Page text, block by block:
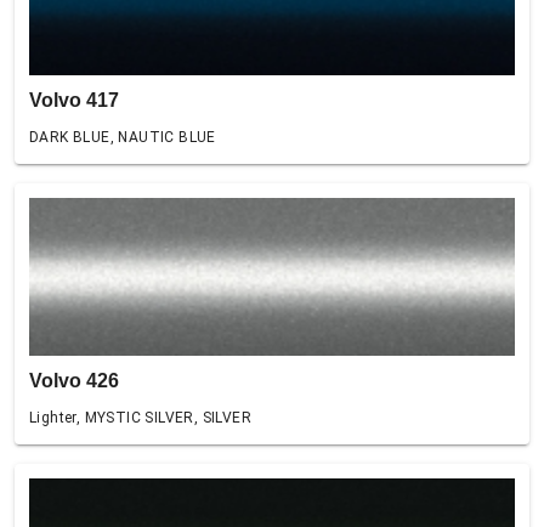
Volvo 417
DARK BLUE, NAUTIC BLUE
Volvo 426
Lighter, MYSTIC SILVER, SILVER